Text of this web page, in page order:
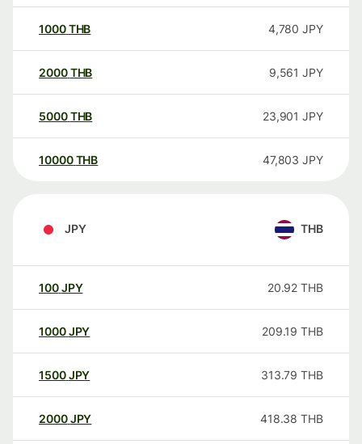
1000THB 4,780 JPY
2000THB 9,561 JPY
5000THB 23,901 JPY
10000 THB 47,803 JPY
JPY THB
100JPY 20.92 THB
1000JPY 209.19 THB
1500JPY 313.79 THB
2000JPY 418.38 THB